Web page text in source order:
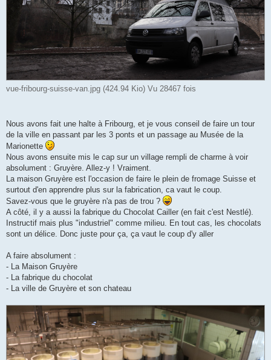
vue-fribourg-suisse-van.jpg (424.94 Kio) Vu 28467 fois
Nous avons fait une halte à Fribourg, et je vous conseil de faire un tour
de la ville en passant par les 3 ponts et un passage au Musée de la
Marionette
Nous avons ensuite mis le cap sur un village rempli de charme à voir
absolument : Gruyère. Allez-y ! Vraiment.
La maison Gruyère est l'occasion de faire le plein de fromage Suisse et
surtout d'en apprendre plus sur la fabrication, ca vaut le coup.
Savez-vous que le gruyère n'a pas de trou ?
A côté, il y a aussi la fabrique du Chocolat Cailler (en fait c'est Nestlé).
Instructif mais plus "industriel" comme milieu. En tout cas, les chocolats
sont un délice. Donc juste pour ça, ça vaut le coup d'y aller
A faire absolument :
- La Maison Gruyère
- La fabrique du chocolat
- La ville de Gruyère et son chateau